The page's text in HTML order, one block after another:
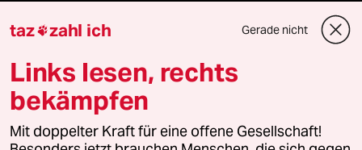
panterpreis 2026
taz zahl ich Gerade nicht
Links lesen, rechts
bekämpfen
Mit doppelter Kraft für eine offene Gesellschaft!